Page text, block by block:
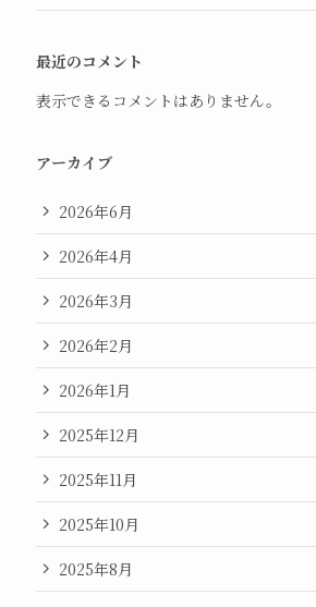
最近のコメント
表示できるコメントはありません。
アーカイブ
2026年6月
2026年4月
2026年3月
2026年2月
2026年1月
2025年12月
2025年11月
2025年10月
2025年8月